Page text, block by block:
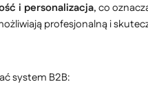
i personalizacja, co
profesjonalną i
system B2B: